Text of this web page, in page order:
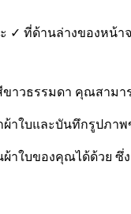
ที่ด้านล่างของหน้า
าวธรรมดา คุณสาม
ใบและบันทึกรูปภาพ
บของคุณได้ด้วย ซึ่ง